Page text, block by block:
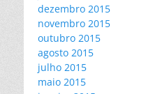
dezembro 2015
novembro 2015
outubro 2015
agosto 2015
julho 2015
maio 2015